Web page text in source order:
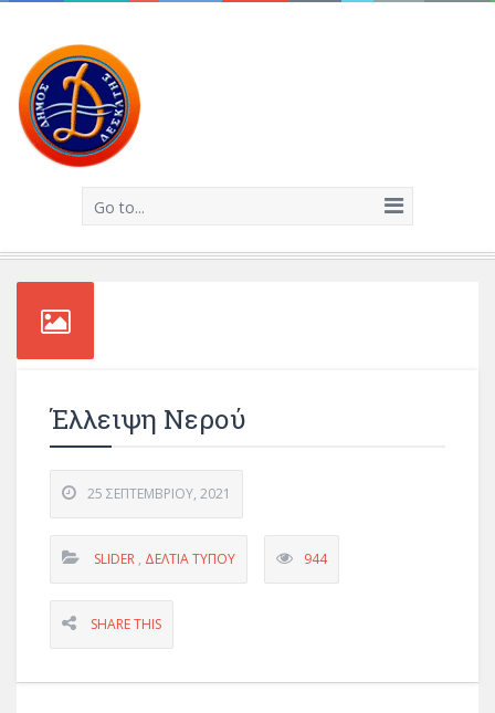
Go to...
Έλλειψη Νερού
25 ΣΕΠΤΕΜΒΡΊΟΥ, 2021
SLIDER , ΔΕΛΤΊΑ ΤΎΠΟΥ 944
SHARE THIS